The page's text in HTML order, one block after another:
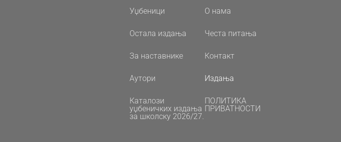
Уџбеници О нама
Остала издања Честа питања
За наставнике Контакт
Аутори Издања
Каталози
уџбеничких издања
за школску 2026/27.
ПОЛИТИКА
ПРИВАТНОСТИ